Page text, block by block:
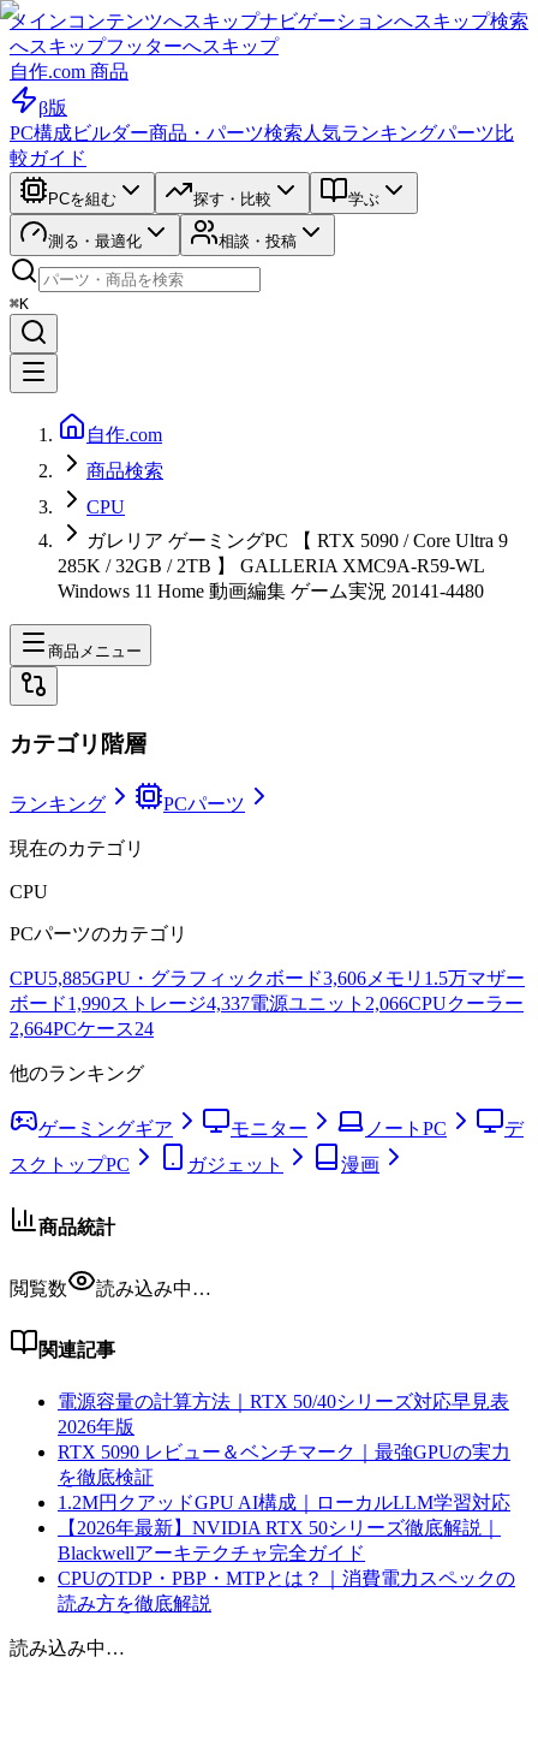
メインコンテンツへスキップナビゲーションへスキップ検索
へスキップフッターへスキップ
自作.com 商品
β版
PC構成ビルダー商品・パーツ検索 人気ランキングパーツ比
較ガイド
PCを組む 探す・比較 学ぶ
測る・最適化 相談・投稿
⌘K
自作.com
商品検索
CPU
ガレリア ゲーミングPC 【 RTX 5090 / Core Ultra 9
285K / 32GB / 2TB 】 GALLERIA XMC9A-R59-WL
Windows 11 Home 動画編集 ゲーム実況 20141-4480
商品メニュー
カテゴリ階層
ランキング PCパーツ
現在のカテゴリ
CPU
PCパーツのカテゴリ
CPU5,885GPU・グラフィックボード3,606メモリ 1.5万マザー
ボード1,990ストレージ4,337電源ユニット 2,066CPUクーラー
2,664PCケース24
他のランキング
ゲーミングギア モニター ノートPC
デ
スクトップPC
ガジェット 漫画
商品統計
閲覧数 読み込み中…
関連記事
電源容量の計算方法｜RTX 50/40シリーズ対応早見表
2026年版
RTX 5090 レビュー＆ベンチマーク｜最強GPUの実力
を徹底検証
1.2M円クアッドGPU AI構成｜ローカルLLM学習対応
【2026年最新】NVIDIA RTX 50シリーズ徹底解説｜
Blackwellアーキテクチャ完全ガイド
CPUのTDP・PBP・MTPとは？｜消費電力スペックの
読み方を徹底解説
読み込み中…